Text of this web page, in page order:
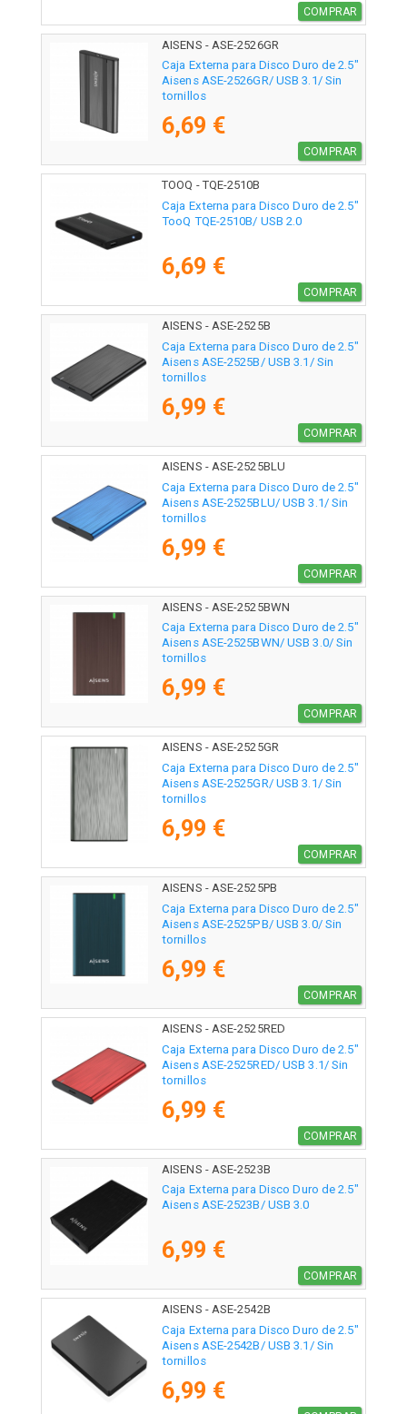
COMPRAR
AISENS - ASE-2526GR
Caja Externa para Disco Duro de 2.5"
Aisens ASE-2526GR/ USB 3.1/ Sin
tornillos
6,69 €
COMPRAR
TOOQ - TQE-2510B
Caja Externa para Disco Duro de 2.5"
TooQ TQE-2510B/ USB 2.0
6,69 €
COMPRAR
AISENS - ASE-2525B
Caja Externa para Disco Duro de 2.5"
Aisens ASE-2525B/ USB 3.1/ Sin
tornillos
6,99 €
COMPRAR
AISENS - ASE-2525BLU
Caja Externa para Disco Duro de 2.5"
Aisens ASE-2525BLU/ USB 3.1/ Sin
tornillos
6,99 €
COMPRAR
AISENS - ASE-2525BWN
Caja Externa para Disco Duro de 2.5"
Aisens ASE-2525BWN/ USB 3.0/ Sin
tornillos
6,99 €
COMPRAR
AISENS - ASE-2525GR
Caja Externa para Disco Duro de 2.5"
Aisens ASE-2525GR/ USB 3.1/ Sin
tornillos
6,99 €
COMPRAR
AISENS - ASE-2525PB
Caja Externa para Disco Duro de 2.5"
Aisens ASE-2525PB/ USB 3.0/ Sin
tornillos
6,99 €
COMPRAR
AISENS - ASE-2525RED
Caja Externa para Disco Duro de 2.5"
Aisens ASE-2525RED/ USB 3.1/ Sin
tornillos
6,99 €
COMPRAR
AISENS - ASE-2523B
Caja Externa para Disco Duro de 2.5"
Aisens ASE-2523B/ USB 3.0
6,99 €
COMPRAR
AISENS - ASE-2542B
Caja Externa para Disco Duro de 2.5"
Aisens ASE-2542B/ USB 3.1/ Sin
tornillos
6,99 €